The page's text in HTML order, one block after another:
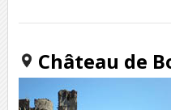
Château de